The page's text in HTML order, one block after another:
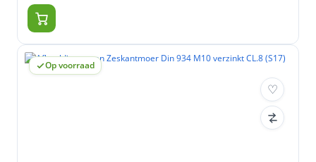
Op voorraad